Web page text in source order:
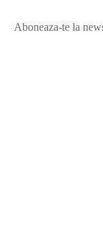
Aboneaza-te la